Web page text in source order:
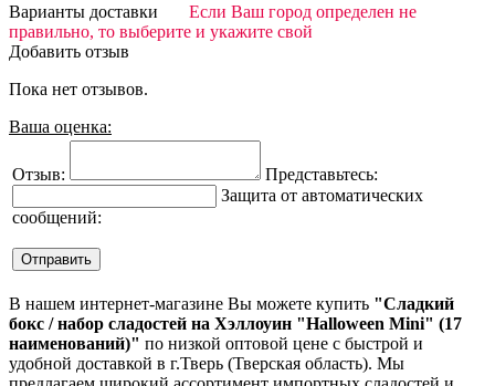
Варианты доставки
Если Ваш город определен не
правильно, то выберите и укажите свой
Добавить отзыв
Пока нет отзывов.
Ваша оценка:
Отзыв:
Представьтесь:
Защита от автоматических
сообщений:
В нашем интернет-магазине Вы можете купить "Сладкий
бокс / набор сладостей на Хэллоуин "Halloween Mini" (17
наименований)" по низкой оптовой цене с быстрой и
удобной доставкой в г.Тверь (Тверская область). Мы